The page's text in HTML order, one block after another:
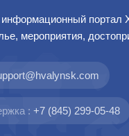
информационный портал
мероприятия,
: +7 (845) 299-05-48